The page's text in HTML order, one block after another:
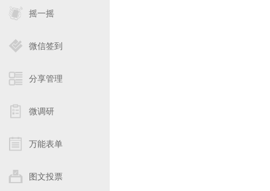
摇一摇
微信签到
分享管理
微调研
万能表单
图文投票